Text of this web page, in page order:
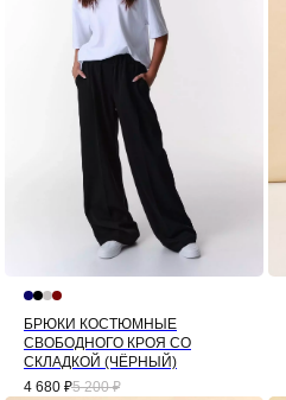
БРЮКИ КОСТЮМНЫЕ
СВОБОДНОГО КРОЯ СО
СКЛАДКОЙ (ЧЁРНЫЙ)
4 680 ₽5 200 ₽